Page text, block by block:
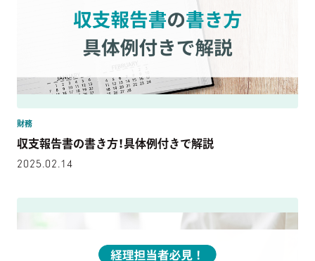
財務
収支報告書の書き方！具体例付きで解説
2025.02.14